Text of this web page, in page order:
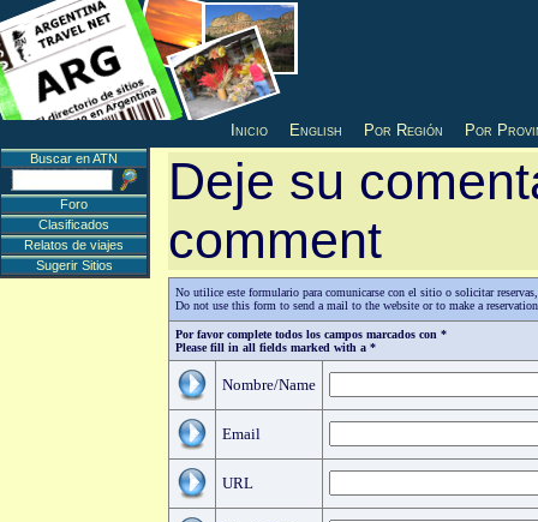
Inicio English Por Región Por
Deje su
comment
No utilice este formulario para comunicarse con el sitio o solicitar
Do not use this form to send a mail to the website or to make a
Por favor complete todos los campos marcados con *
Please fill in all fields marked with a *
Nombre/Name
Email
URL
Buscar en ATN
Foro
Clasificados
Relatos de viajes
Sugerir Sitios